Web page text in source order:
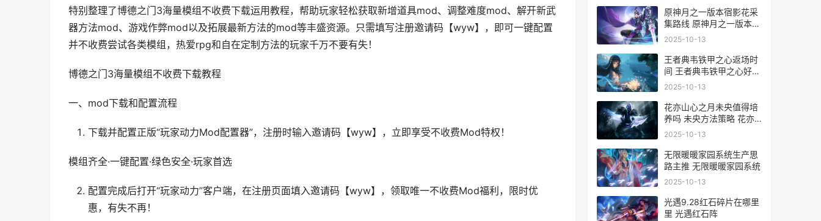
特别整理了博德之门3海量模组不收费下载运用教程，帮助玩家轻松获取新增道具mod、调整难度mod、解开新武
器方法mod、游戏作弊mod以及拓展最新方法的mod等丰盛资源。只需填写注册邀请码【wyw】，即可一键配置
并不收费尝试各类模组，热爱rpg和自在定制方法的玩家千万不要有失！
博德之门3海量模组不收费下载教程
一、mod下载和配置流程
下载并配置正版“玩家动力Mod配置器”，注册时输入邀请码【wyw】，立即享受不收费Mod特权！
模组齐全·一键配置·绿色安全·玩家首选
配置完成后打开“玩家动力”客户端，在注册页面填入邀请码【wyw】，领取唯一不收费Mod福利，限时优
惠，有失不再！
原神月之一版本宿影花采
集路线 原神月之一版本活
动赠礼礼包获取验证码获
2025-10-13
王者典韦铁甲之心返场时
间 王者典韦铁甲之心好久
返厂2024年
2025-10-13
花亦山心之月未央值得培
养吗 未央方法策略 花亦
山心之月未央四艺搭配
2025-10-13
无限暖暖家园系统生产思
路主推 无限暖暖家园系统
2025-10-13
光遇9.28红石碎片在哪里
里 光遇红石阵